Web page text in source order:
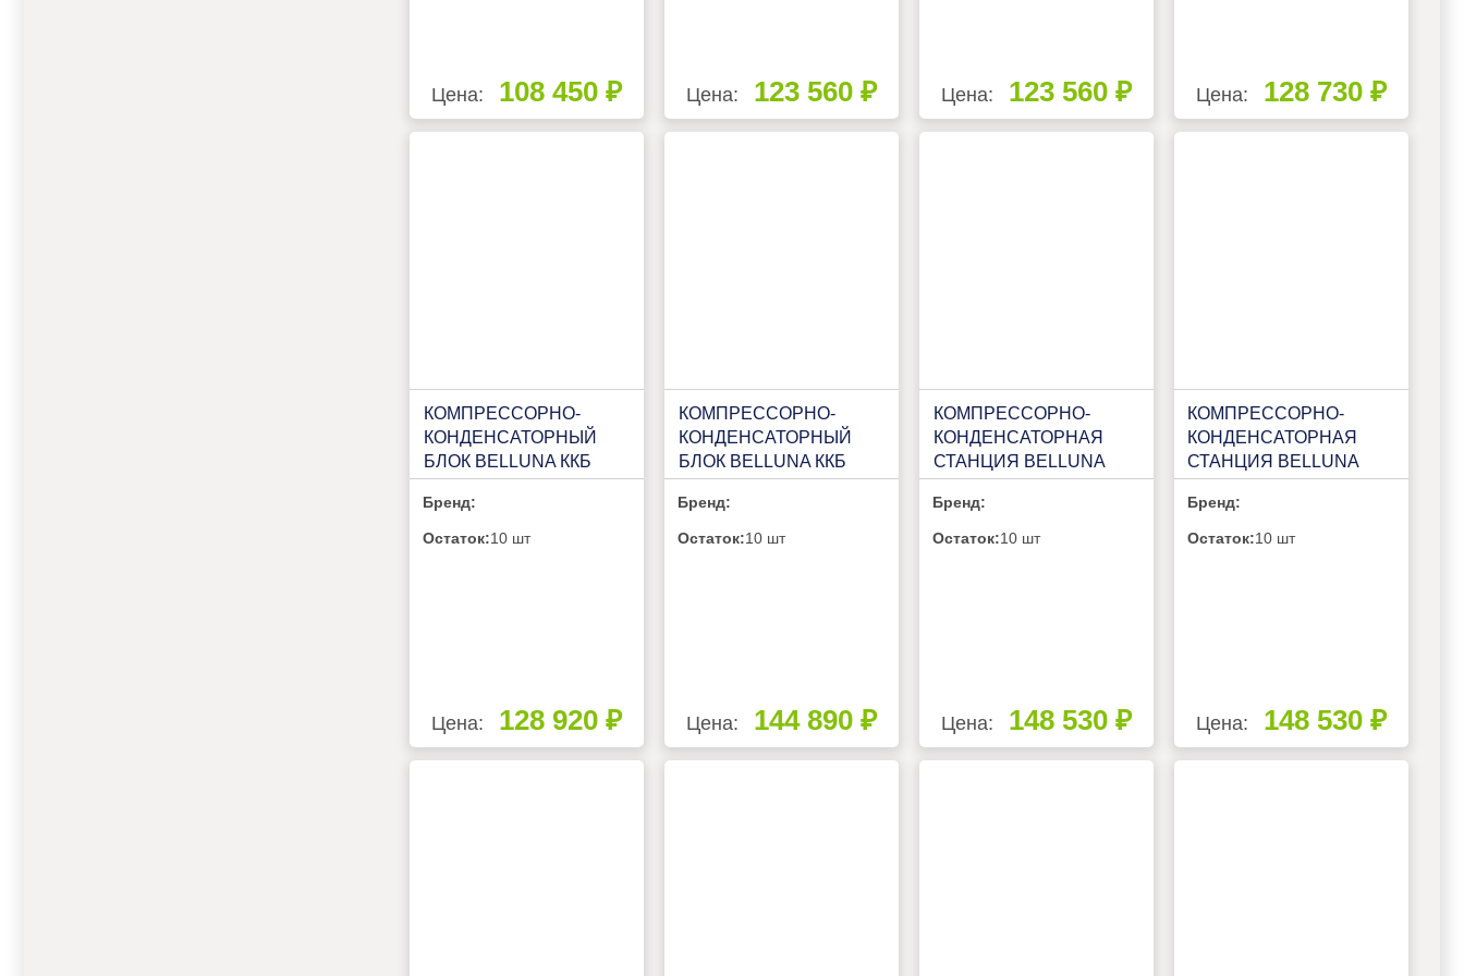
Цена: 108 450 ₽ Цена: 123 560 ₽ Цена: 123 560 ₽ Цена: 128 730 ₽
КОМПРЕССОРНО-
КОНДЕНСАТОРНЫЙ
БЛОК BELLUNA ККБ
U207 НА 1
ПОТРЕБИТЕЛЬ, БЕЗ
РЕСИВЕРА С ЩИТОМ
Бренд:
Остаток:10 шт
Цена: 128 920 ₽
КОМПРЕССОРНО-
КОНДЕНСАТОРНЫЙ
БЛОК BELLUNA ККБ
Р207 FROST НА 1
ПОТРЕБИТЕЛЬ, БЕЗ
РЕСИВЕРА С ЩИТОМ
Бренд:
Остаток:10 шт
Цена: 144 890 ₽
КОМПРЕССОРНО-
КОНДЕНСАТОРНАЯ
СТАНЦИЯ BELLUNA
ККС Р205R НА 2-3
ПОТРЕБИТЕЛЯ, С
РЕСИВЕРОМ, ЩИТОМ
Бренд:
Остаток:10 шт
Цена: 148 530 ₽
КОМПРЕССОРНО-
КОНДЕНСАТОРНАЯ
СТАНЦИЯ BELLUNA
ККС Р205 НА 2
ПОТРЕБИТЕЛЯ, БЕЗ
РЕСИВЕРА С ЩИТОМ
Бренд:
Остаток:10 шт
Цена: 148 530 ₽